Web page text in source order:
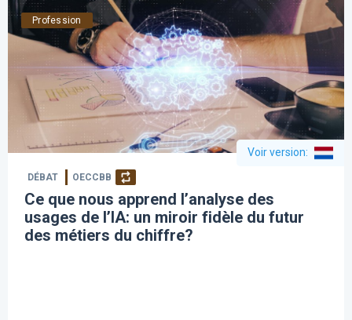
Profession
Voir version:
DÉBAT OECCBB
Ce que nous apprend l’analyse des
usages de l’IA: un miroir fidèle du futur
des métiers du chiffre?